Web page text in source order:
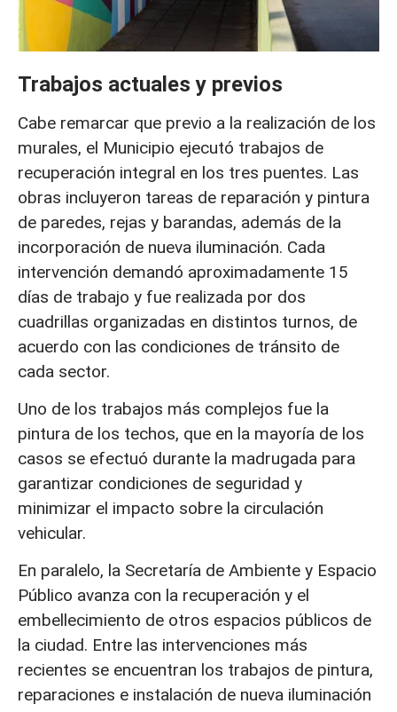
Trabajos actuales y previos
Cabe remarcar que previo a la realización de los
murales, el Municipio ejecutó trabajos de
recuperación integral en los tres puentes. Las
obras incluyeron tareas de reparación y pintura
de paredes, rejas y barandas, además de la
incorporación de nueva iluminación. Cada
intervención demandó aproximadamente 15
días de trabajo y fue realizada por dos
cuadrillas organizadas en distintos turnos, de
acuerdo con las condiciones de tránsito de
cada sector.
Uno de los trabajos más complejos fue la
pintura de los techos, que en la mayoría de los
casos se efectuó durante la madrugada para
garantizar condiciones de seguridad y
minimizar el impacto sobre la circulación
vehicular.
En paralelo, la Secretaría de Ambiente y Espacio
Público avanza con la recuperación y el
embellecimiento de otros espacios públicos de
la ciudad. Entre las intervenciones más
recientes se encuentran los trabajos de pintura,
reparaciones e instalación de nueva iluminación